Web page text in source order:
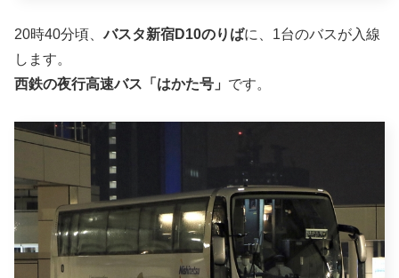
20時40分頃、バスタ新宿D10のりばに、1台のバスが入線
します。
西鉄の夜行高速バス「はかた号」 です。